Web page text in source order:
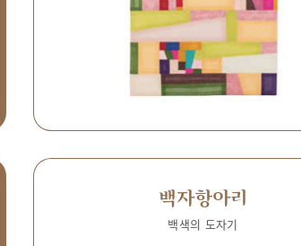
백자항아리
백색의 도자기